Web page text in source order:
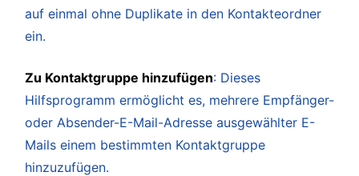
auf einmal ohne Duplikate in den Kontakteordner
ein.
Zu Kontaktgruppe hinzufügen: Dieses
Hilfsprogramm ermöglicht es, mehrere Empfänger-
oder Absender-E-Mail-Adresse ausgewählter E-
Mails einem bestimmten Kontaktgruppe
hinzuzufügen.